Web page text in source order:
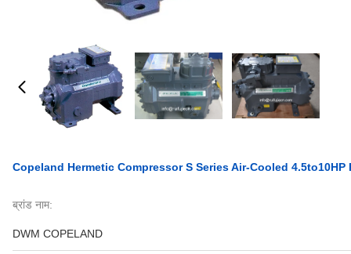
Copeland Hermetic Compressor S Series Air-Cooled
ब्रांड नाम:
DWM COPELAND